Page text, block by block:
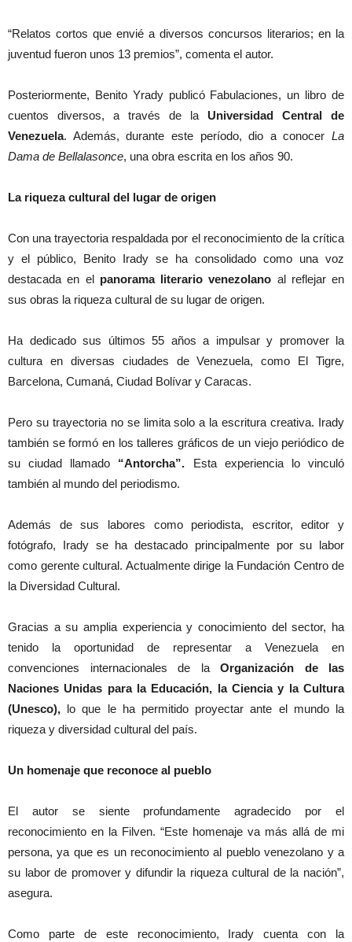
“Relatos cortos que envié a diversos concursos literarios; en la
juventud fueron unos 13 premios”, comenta el autor.
Posteriormente, Benito Yrady publicó Fabulaciones, un libro de
cuentos diversos, a través de la Universidad Central de
Venezuela. Además, durante este período, dio a conocer La
Dama de Bellalasonce, una obra escrita en los años 90.
La riqueza cultural del lugar de origen
Con una trayectoria respaldada por el reconocimiento de la crítica
y el público, Benito Irady se ha consolidado como una voz
destacada en el panorama literario venezolano al reflejar en
sus obras la riqueza cultural de su lugar de origen.
Ha dedicado sus últimos 55 años a impulsar y promover la
cultura en diversas ciudades de Venezuela, como El Tigre,
Barcelona, Cumaná, Ciudad Bolívar y Caracas.
Pero su trayectoria no se limita solo a la escritura creativa. Irady
también se formó en los talleres gráficos de un viejo periódico de
su ciudad llamado “Antorcha”. Esta experiencia lo vinculó
también al mundo del periodismo.
Además de sus labores como periodista, escritor, editor y
fotógrafo, Irady se ha destacado principalmente por su labor
como gerente cultural. Actualmente dirige la Fundación Centro de
la Diversidad Cultural.
Gracias a su amplia experiencia y conocimiento del sector, ha
tenido la oportunidad de representar a Venezuela en
convenciones internacionales de la Organización de las
Naciones Unidas para la Educación, la Ciencia y la Cultura
(Unesco), lo que le ha permitido proyectar ante el mundo la
riqueza y diversidad cultural del país.
Un homenaje que reconoce al pueblo
El autor se siente profundamente agradecido por el
reconocimiento en la Filven. “Este homenaje va más allá de mi
persona, ya que es un reconocimiento al pueblo venezolano y a
su labor de promover y difundir la riqueza cultural de la nación”,
asegura.
Como parte de este reconocimiento, Irady cuenta con la